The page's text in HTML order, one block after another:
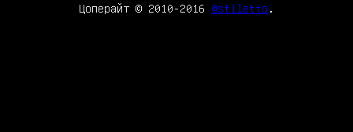
Цоперайт © 2010-2016 @stiletto